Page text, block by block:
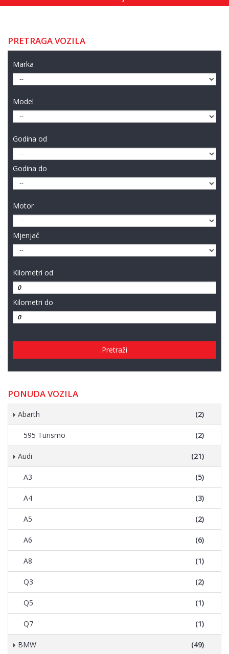
PRETRAGA VOZILA
Marka
Model
Godina od
Godina do
Motor
Mjenjač
Kilometri od
Kilometri do
Pretraži
PONUDA VOZILA
Abarth (2)
595 Turismo (2)
Audi (21)
A3 (5)
A4 (3)
A5 (2)
A6 (6)
A8 (1)
Q3 (2)
Q5 (1)
Q7 (1)
BMW (49)